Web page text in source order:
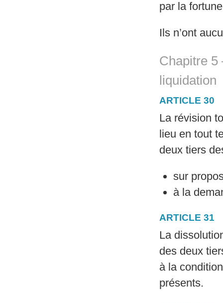
par la
Ils n’ont
Chapitre 5
liquidation
ARTICLE 30
La révision
lieu en tout
deux tiers
sur
à la
ARTICLE 31
La
des deux
à la
présents.